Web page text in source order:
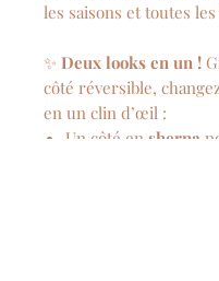
les saisons et toutes
✨ Deux looks en un !
côté réversible,
en un clin d’œil :
Un côté en sherpa